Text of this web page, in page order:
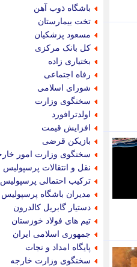
باشگاه ذوب آهن
تخت بیمارستان
مسعود پزشکیان
کل بانک مرکزی
بختیاری زاده
رفاه اجتماعی
شورای اسلامی
سخنگوی وزارت
اولدترافورد
افزایش قیمت
بازیکن قرضی
سخنگوی وزارت امور
نقل و انتقالات پرسپولیس
ترکیب احتمالی پرسپولیس
مدیران باشگاه پرسپولیس
دستیار گابریل کالدرون
تیم های فولاد خوزستان
جمهوری اسلامی ایران
پایگاه امداد و نجات
سخنگوی وزارت خارجه